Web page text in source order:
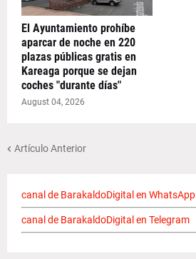
El Ayuntamiento prohíbe
aparcar de noche en 220
plazas públicas gratis en
Kareaga porque se dejan
coches "durante días"
August 04, 2026
Artículo Anterior
canal de BarakaldoDigital en WhatsApp
canal de BarakaldoDigital en Telegram